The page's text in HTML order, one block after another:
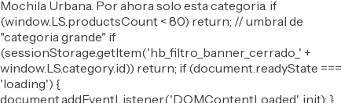
Mochila Urbana. Por ahora solo esta categoria. if
(window.LS.productsCount < 80) return; // umbral de
"categoria grande" if
(sessionStorage.getItem('hb_filtro_banner_cerrado_' +
window.LS.category.id)) return; if (document.readyState ===
'loading') {
document.addEventListener('DOMContentLoaded', init); }